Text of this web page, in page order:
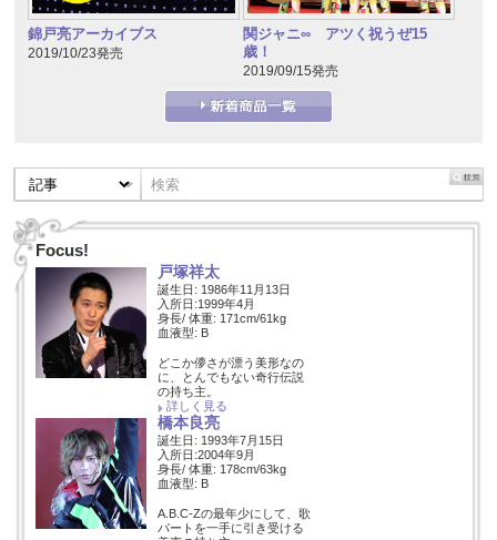
錦戸亮アーカイブス
2019/10/23発売
関ジャニ∞ アツく祝うぜ15
歳！
2019/09/15発売
Focus!
戸塚祥太
誕生日: 1986年11月13日
入所日:1999年4月
身長/ 体重: 171cm/61kg
血液型: B
どこか儚さが漂う美形なの
に、とんでもない奇行伝説
の持ち主。
詳しく見る
橋本良亮
誕生日: 1993年7月15日
入所日:2004年9月
身長/ 体重: 178cm/63kg
血液型: B
A.B.C-Zの最年少にして、歌
パートを一手に引き受ける